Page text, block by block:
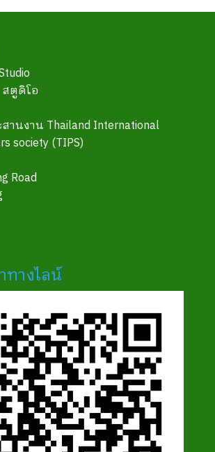
ตูดิโอ
านงาน Thailand International
society (TIPS)
Road
ทางไลน์